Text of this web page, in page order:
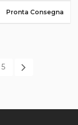
Pronta Consegna
5